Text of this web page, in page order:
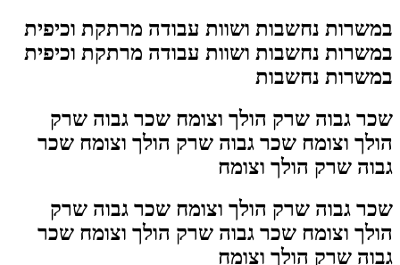
במשרות נחשבות ושוות עבודה מרתקת וכיפית
במשרות נחשבות ושוות עבודה מרתקת וכיפית
במשרות נחשבות
שכר גבוה שרק הולך וצומח שכר גבוה שרק
הולך וצומח שכר גבוה שרק הולך וצומח שכר
גבוה שרק הולך וצומח
שכר גבוה שרק הולך וצומח שכר גבוה שרק
הולך וצומח שכר גבוה שרק הולך וצומח שכר
גבוה שרק הולך וצומח